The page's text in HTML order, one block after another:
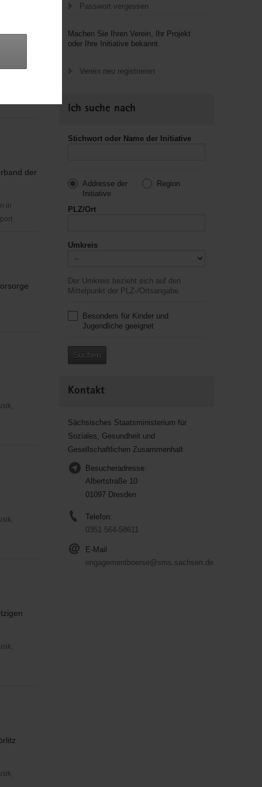
der
in
Passwort vergessen
Machen Sie Ihren Verein, Ihr Projekt
oder Ihre Initiative bekannt.
Verein neu registrieren
Ich suche nach
Stichwort oder Name der Initiative
Addresse der
Initiative
Region
PLZ/Ort
Umkreis
Der Umkreis bezieht sich auf den
Mittelpunkt der PLZ-/Ortsangabe.
Besonders für Kinder und
Jugendliche geeignet
Suchen
Kontakt
Sächsisches Staatsministerium für
Soziales, Gesundheit und
Gesellschaftlichen Zusammenhalt
Besucheradresse:
Albertstraße 10
01097 Dresden
Telefon:
0351 564-58611
E-Mail
engagementboerse@sms.sachsen.de